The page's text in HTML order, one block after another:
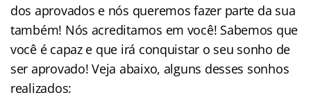
dos aprovados e nós queremos fazer parte da sua
também! Nós acreditamos em você! Sabemos que
você é capaz e que irá conquistar o seu sonho de
ser aprovado! Veja abaixo, alguns desses sonhos
realizados: